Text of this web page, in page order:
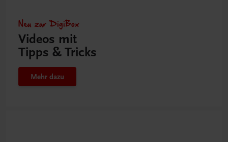
Neu zur DigiBox
Videos mit
Tipps & Tricks
Mehr dazu